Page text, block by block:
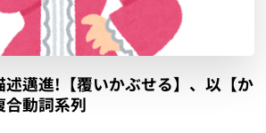
述邁進!【覆いかぶせる】、以【か
合動詞系列